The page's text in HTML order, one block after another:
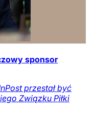
sponsor
przestał być
Związku Piłki